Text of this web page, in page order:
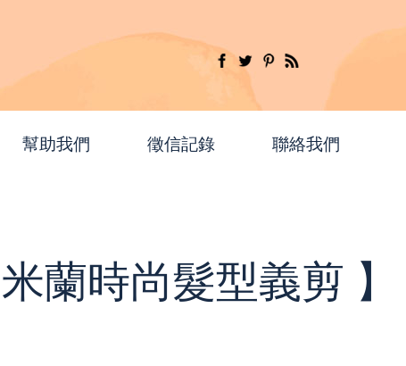
幫助我們 徵信記錄 聯絡我們
米蘭時尚髮型義剪 】